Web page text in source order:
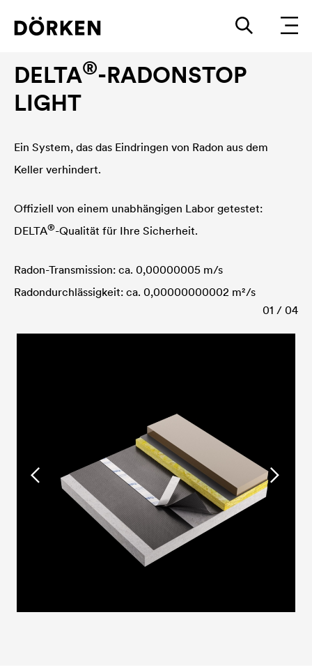
DELTA®-RADONSTOP
LIGHT
Ein System, das das Eindringen von Radon aus dem
Keller verhindert.
Offiziell von einem unabhängigen Labor getestet:
DELTA®-Qualität für Ihre Sicherheit.
Radon-Transmission: ca. 0,00000005 m/s
Radondurchlässigkeit: ca. 0,00000000002 m²/s
01 / 04